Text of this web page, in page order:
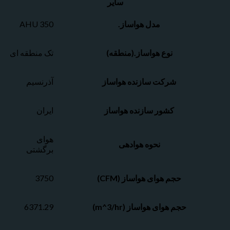
مدل هواساز. AHU 350
نوع هواساز.(منطقه) تک منطقه ای
شرکت سازنده هواساز آذرنسيم
کشور سازنده هواساز
نحوه هوادهی
برگشتی
حجم هوای هواساز (CFM)
حجم هوای هواساز (m^3/hr) 6371.29